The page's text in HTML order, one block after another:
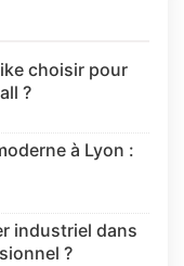
choisir pour
?
à Lyon :
industriel dans
?